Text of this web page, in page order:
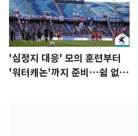
'심정지 대응' 모의 훈련부터
'워터캐논'까지 준비…쉼 없는